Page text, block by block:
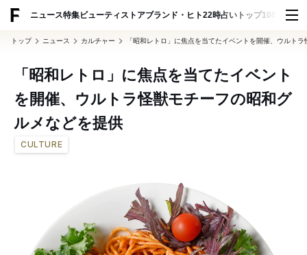
ニュース特集ビューティ ストアブランド・ヒト22時占い トップ100 スナッ
トップ ニュース カルチャー 「昭和レトロ」に焦点を当てたイベントを開催、ウルト
「昭和レトロ」に焦点を当てたイベント
を開催、ウルトラ怪獣モチーフの昭和グ
ルメなどを提供
CULTURE